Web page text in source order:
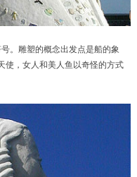
。 雕塑的概念出发点是船的象
使，女人和美人鱼以奇怪的方式